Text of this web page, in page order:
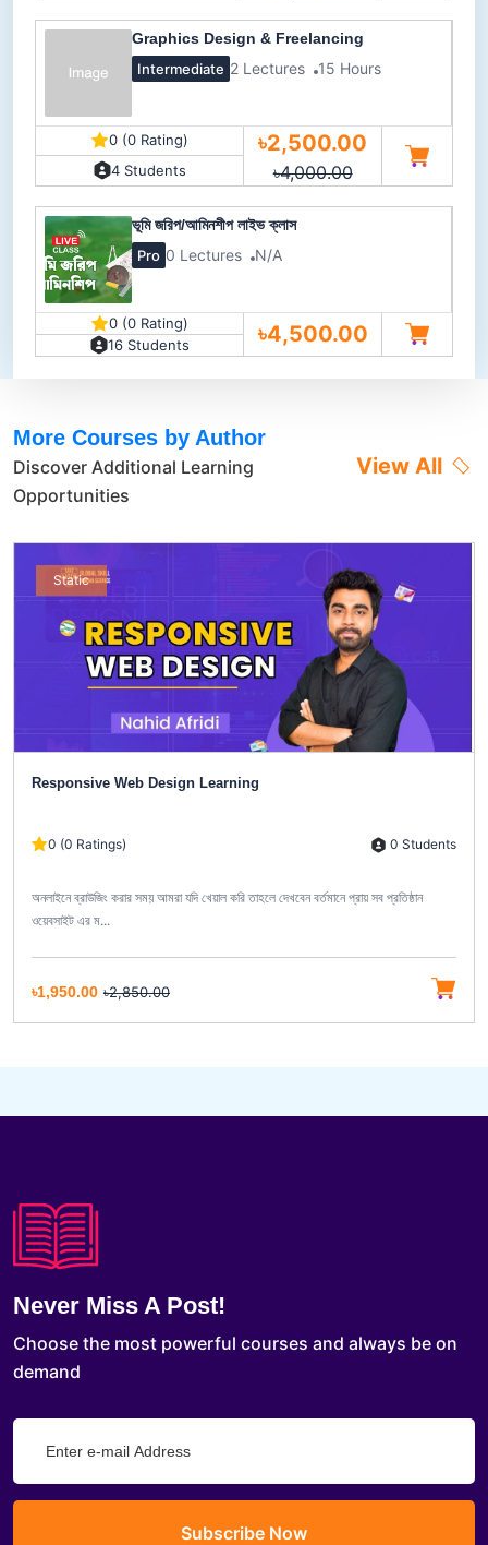
Graphics Design & Freelancing
Intermediate 2 Lectures 15 Hours
0 (0 Rating)
4 Students
৳2,500.00
৳4,000.00
ভূমি জরিপ/আমিনশীপ লাইভ ক্লাস
Pro 0 Lectures N/A
0 (0 Rating)
16 Students
৳4,500.00
More Courses by Author
Discover Additional Learning
Opportunities
View All
Static
Responsive Web Design Learning
0 (0 Ratings) 0 Students
অনলাইনে ব্রাউজিং করার সময় আমরা যদি খেয়াল করি তাহলে দেখবেন বর্তমানে প্রায় সব প্রতিষ্ঠান
ওয়েবসাইট এর ম...
৳1,950.00 ৳2,850.00
Never Miss A Post!
Choose the most powerful courses and always be on
demand
Subscribe Now